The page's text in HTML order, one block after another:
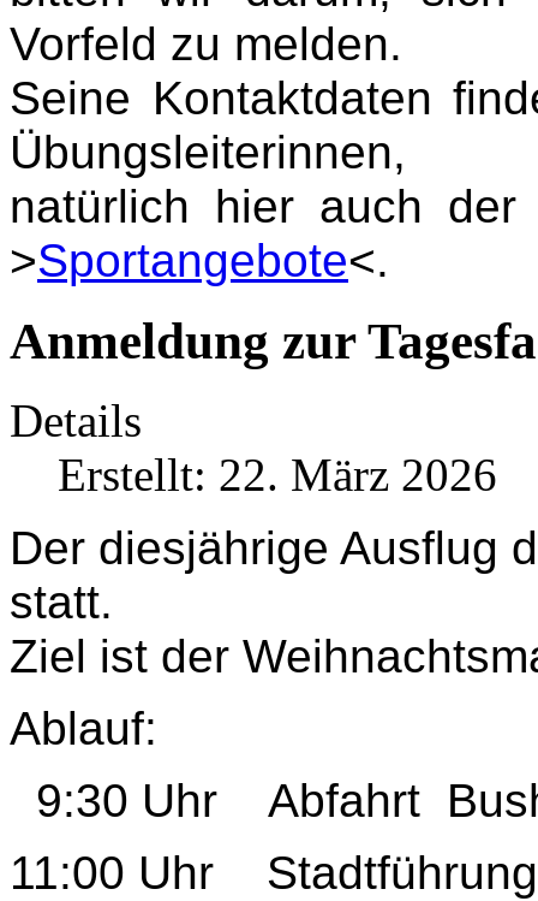
Vorfeld zu melden.
Seine Kontaktdaten
Übungsleiterinnen,
natürlich hier auch
>Sportangebote<.
Anmeldung zur
Details
Erstellt: 22. März 2026
Der diesjährige Ausflug
statt.
Ziel ist der
Ablauf:
9:30 Uhr Abfahrt
11:00 Uhr